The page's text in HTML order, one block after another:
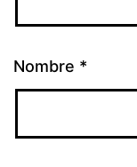
Nombre *